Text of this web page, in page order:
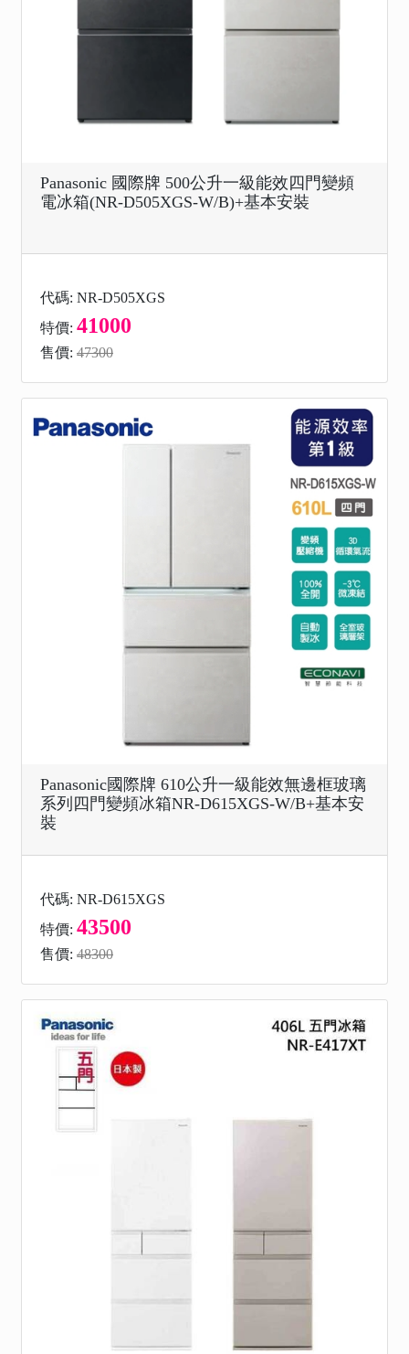
Panasonic 國際牌 500公升一級能效四門變頻
電冰箱(NR-D505XGS-W/B)+基本安裝
代碼: NR-D505XGS
特價: 41000
售價: 47300
Panasonic國際牌 610公升一級能效無邊框玻璃
系列四門變頻冰箱NR-D615XGS-W/B+基本安
裝
代碼: NR-D615XGS
特價: 43500
售價: 48300